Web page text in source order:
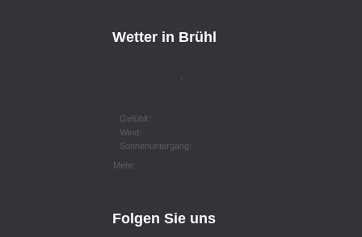
Wetter in Brühl
,
Gefühlt:
Wind:
Sonnenuntergang:
Mehr...
Folgen Sie uns